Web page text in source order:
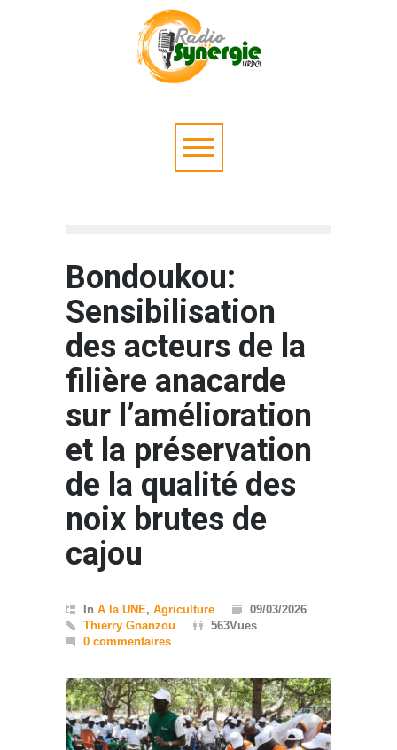
Bondoukou:
Sensibilisation
des acteurs de la
filière anacarde
sur l’amélioration
et la préservation
de la qualité des
noix brutes de
cajou
In A la UNE, Agriculture
09/03/2026
Thierry Gnanzou
563Vues
0 commentaires